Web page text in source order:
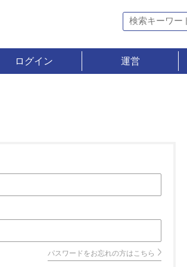
ログイン 運営
パスワードをお忘れの方はこちら